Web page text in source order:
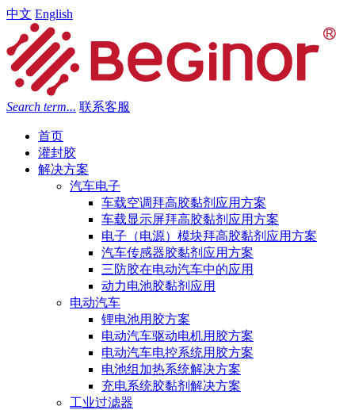
中文 English
Search term... 联系客服
首页
灌封胶
解决方案
汽车电子
车载空调拜高胶黏剂应用方案
车载显示屏拜高胶黏剂应用方案
电子（电源）模块拜高胶黏剂应用方案
汽车传感器胶黏剂应用方案
三防胶在电动汽车中的应用
动力电池胶黏剂应用
电动汽车
锂电池用胶方案
电动汽车驱动电机用胶方案
电动汽车电控系统用胶方案
电池组加热系统解决方案
充电系统胶黏剂解决方案
工业过滤器